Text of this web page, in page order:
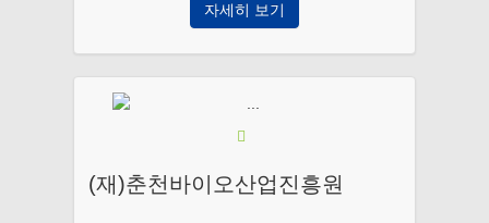
자세히 보기
(재)춘천바이오산업진흥원